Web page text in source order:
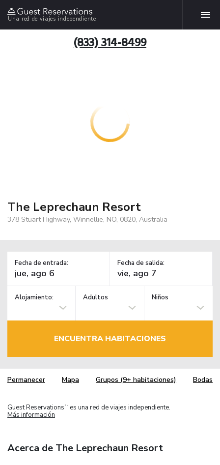
Una red de viajes independiente
(833) 314-8499
The Leprechaun Resort
378 Stuart Highway, Winnellie, NO, 0820, Australia
Fecha de entrada: Fecha de salida:
Alojamiento: Adultos Niños
ENCUENTRA HABITACIONES
Permanecer Mapa Grupos (9+ habitaciones) Bodas
Guest Reservations TM
es una red de viajes independiente.
Más información
Acerca de The Leprechaun Resort